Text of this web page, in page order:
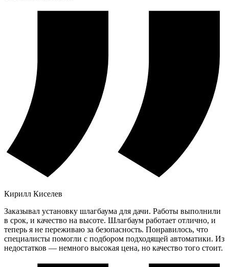
Кирилл Киселев
Заказывал установку шлагбаума для дачи. Работы выполнили
в срок, и качество на высоте. Шлагбаум работает отлично, и
теперь я не переживаю за безопасность. Понравилось, что
специалисты помогли с подбором подходящей автоматики. Из
недостатков — немного высокая цена, но качество того стоит.